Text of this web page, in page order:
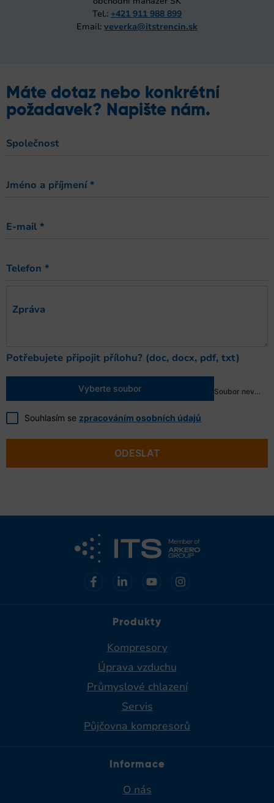
Tel.: +421 911 988 899
Email: veverka@itstrencin.sk
Máte dotaz nebo konkrétní
požadavek? Napište nám.
Společnost
Jméno a příjmení*
E-mail *
Telefon *
Zpráva
Potřebujete připojit přílohu? (doc, docx, pdf, txt)
Vyberte soubor Soubor nevybrán
Souhlasím se zpracováním osobních údajů
ODESLAT
Produkty
Kompresory
Úprava vzduchu
Průmyslové chlazení
Servis
Půjčovna kompresorů
Informace
O nás